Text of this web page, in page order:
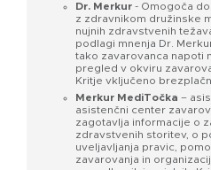
Dr. Merkur - Omogoča
z zdravnikom družinske
nujnih zdravstvenih
podlagi mnenja Dr.
tako zavarovanca napoti
pregled v okviru
Kritje vključeno
Merkur MediTočka –
asistenčni center
zagotavlja informacije o
zdravstvenih storitev, o
uveljavljanja pravic,
zavarovanja in